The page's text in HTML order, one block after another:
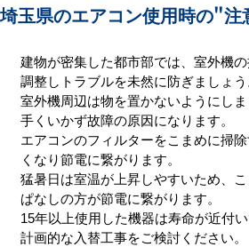
埼玉県のエアコン使用時の"注
建物が密集した都市部では、室外機
調整しトラブルを未然に防ぎましょう
室外機周辺は物を置かないようにし
手くいかず故障の原因になります。
エアコンのフィルターをこまめに掃
くなり節電に繋がります。
猛暑日は室温が上昇しやすいため、
ぱなしの方が節電に繋がります。
15年以上使用した機器は寿命が近付
計画的な入替工事をご検討ください。